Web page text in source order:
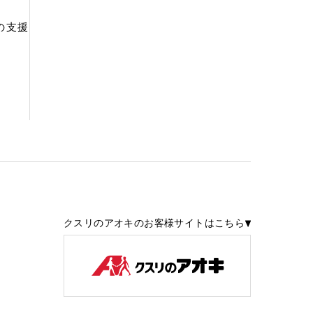
支援
クスリのアオキのお客様サイトはこちら